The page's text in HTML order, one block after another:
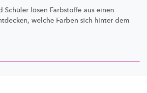
Schüler lösen Farbstoffe aus einen
welche Farben sich hinter dem